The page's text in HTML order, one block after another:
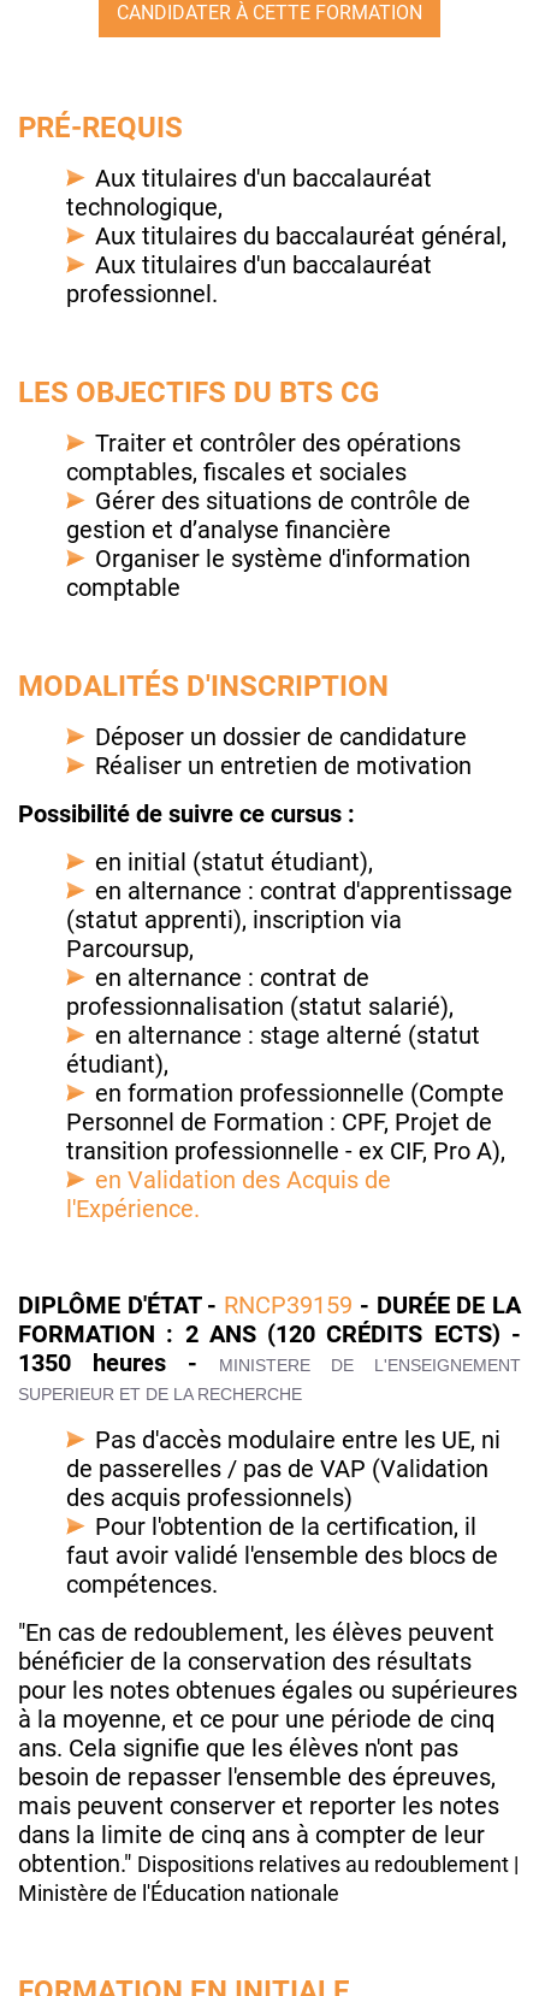
CANDIDATER À CETTE FORMATION
PRÉ-REQUIS
Aux titulaires d'un baccalauréat
technologique,
Aux titulaires du baccalauréat général,
Aux titulaires d'un baccalauréat
professionnel.
LES OBJECTIFS DU BTS CG
Traiter et contrôler des opérations
comptables, fiscales et sociales
Gérer des situations de contrôle de
gestion et d’analyse financière
Organiser le système d'information
comptable
MODALITÉS D'INSCRIPTION
Déposer un dossier de candidature
Réaliser un entretien de motivation
Possibilité de suivre ce cursus :
en initial (statut étudiant),
en alternance : contrat d'apprentissage
(statut apprenti), inscription via
Parcoursup,
en alternance : contrat de
professionnalisation (statut salarié),
en alternance : stage alterné (statut
étudiant),
en formation professionnelle (Compte
Personnel de Formation : CPF, Projet de
transition professionnelle - ex CIF, Pro A),
en Validation des Acquis de
l'Expérience.
DIPLÔME D'ÉTAT - RNCP39159 - DURÉE DE LA
FORMATION : 2 ANS (120 CRÉDITS ECTS) -
1350 heures -
MINISTERE DE L'ENSEIGNEMENT
SUPERIEUR ET DE LA RECHERCHE
Pas d'accès modulaire entre les UE, ni
de passerelles / pas de VAP (Validation
des acquis professionnels)
Pour l'obtention de la certification, il
faut avoir validé l'ensemble des blocs de
compétences.
"En cas de redoublement, les élèves peuvent
bénéficier de la conservation des résultats
pour les notes obtenues égales ou supérieures
à la moyenne, et ce pour une période de cinq
ans. Cela signifie que les élèves n'ont pas
besoin de repasser l'ensemble des épreuves,
mais peuvent conserver et reporter les notes
dans la limite de cinq ans à compter de leur
obtention." Dispositions relatives au redoublement |
Ministère de l'Éducation nationale